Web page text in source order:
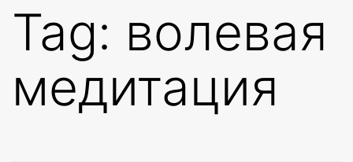
Tag: волевая
медитация